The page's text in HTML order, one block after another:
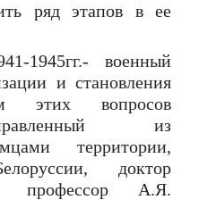
ряд этапов в ее
1945гг.- военный
и становления
этих вопросов
из
территории,
доктор
профессор А.Я.